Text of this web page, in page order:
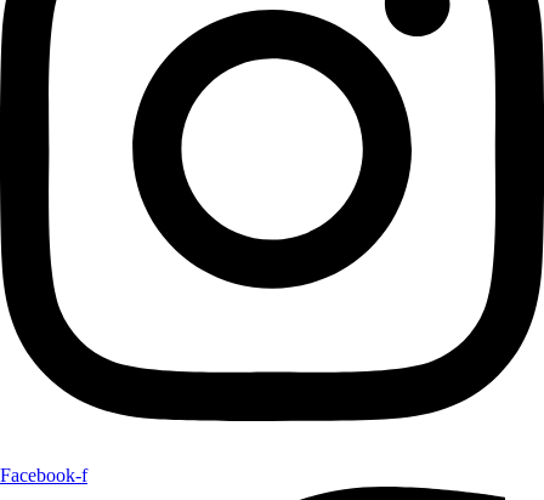
Facebook-f